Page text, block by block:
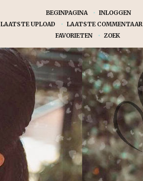
BEGINPAGINA • INLOGGEN
LAATSTE UPLOAD • LAATSTE COMMENTAAR
FAVORIETEN
• ZOEK